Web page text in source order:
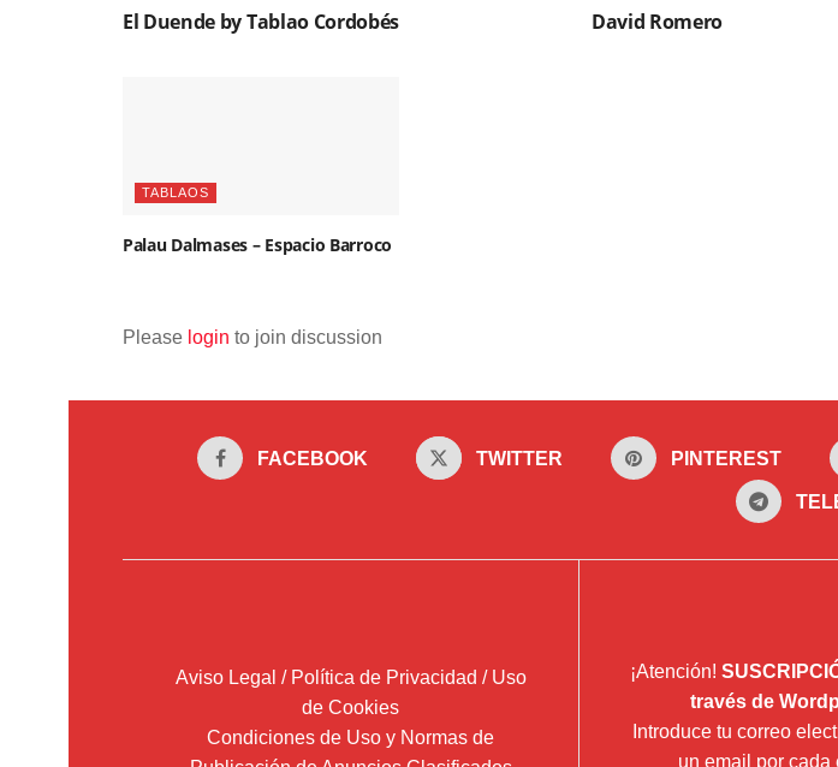
El Duende by Tablao Cordobés David Romero
TABLAOS
Palau Dalmases – Espacio Barroco
Please login to join discussion
FACEBOOK TWITTER PINTEREST
Aviso Legal / Política de Privacidad / Uso
de Cookies
Condiciones de Uso y Normas de
¡Atención!
través de
Introduce tu correo
un email por cada